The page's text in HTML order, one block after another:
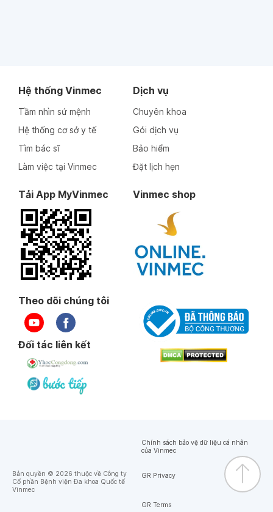
Hệ thống Vinmec
Tầm nhìn sứ mệnh
Hệ thống cơ sở y tế
Tìm bác sĩ
Làm việc tại Vinmec
Dịch vụ
Chuyên khoa
Gói dịch vụ
Bảo hiểm
Đặt lịch hẹn
Tải App MyVinmec Vinmec shop
Theo dõi chúng tôi
Đối tác liên kết
Bản quyền © 2026 thuộc về Công ty
Cổ phần Bệnh viện Đa khoa Quốc tế
Vinmec
Chính sách bảo vệ dữ liệu cá nhân
của Vinmec
GR Privacy
GR Terms